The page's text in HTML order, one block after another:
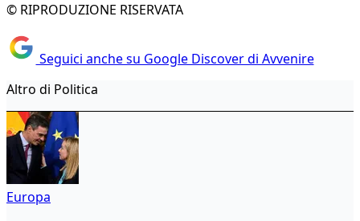
© RIPRODUZIONE RISERVATA
Seguici anche su Google Discover di Avvenire
Altro di Politica
Europa